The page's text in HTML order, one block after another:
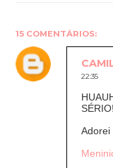
15 COMENTÁRIOS:
22:35
SÉRIO!
Adorei